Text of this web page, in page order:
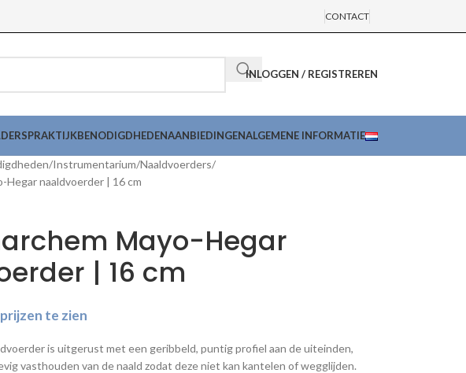
CONTACT
INLOGGEN / REGISTREREN
PRAKTIJKBENODIGDHEDENAANBIEDINGENALGEMENE INFORMATIE
Instrumentarium Naaldvoerders
Hegar naaldvoerder | 16 cm
Mayo-Hegar
| 16 cm
te zien
is uitgerust met een geribbeld, puntig profiel aan de uiteinden,
vasthouden van de naald zodat deze niet kan kantelen of wegglijden.